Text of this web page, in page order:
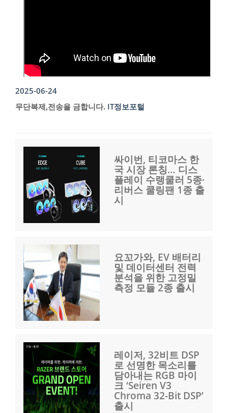
2025-06-24
무단복제,전송을 금합니다. IT정보포털
싸이번, 티코마스 한
국 시장 론칭… 디스
플레이 수랭쿨러 5종·
리버스 쿨링팬 1종 출
시
요꼬가와, EV 배터리
및 데이터센터 전력
분석을 위한 고정밀
측정 모듈 2종 출시
레이저, 32비트 DSP
로 선명한 목소리를
담아내는 RGB 마이
크 ‘Seiren V3
Chroma 32-Bit DSP’
출시